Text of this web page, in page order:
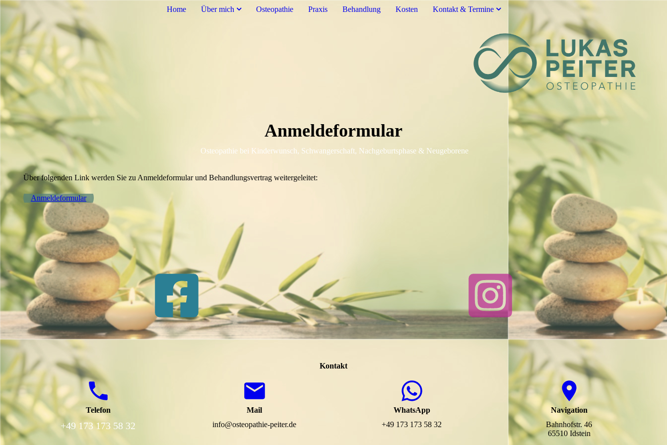
Home Über mich Osteopathie Praxis Behandlung Kosten Kontakt & Termine
Anmeldeformular
Osteopathie bei Kinderwunsch, Schwangerschaft, Nachgeburtsphase & Neugeborene
Über folgenden Link werden Sie zu Anmeldeformular und Behandlungsvertrag weitergeleitet:
Anmeldeformular
Kontakt
Telefon
+49 173 173 58 32
Mail
info@osteopathie-peiter.de
WhatsApp
+49 173 173 58 32
Navigation
Bahnhofstr. 46
65510 Idstein